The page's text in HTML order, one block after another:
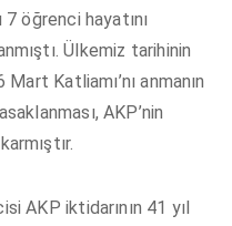
7 öğrenci hayatını
Ülkemiz tarihinin
Katliamı’nı anmanın
AKP’nin
AKP iktidarının 41 yıl